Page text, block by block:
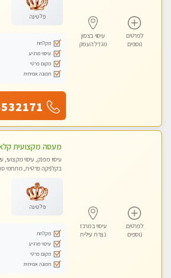
לפרטים
נוספים
עיסוי בצפון
מגדל העמק
פלטינה
מקלחת
עיסוי מרגיע
מקום פרטי
תמונה אמיתית
לפרטים
נוספים
עיסוי במרכז
נצרת עילית
עיסוי מפנק, עיסוי מקצועי,
בקלניקה פרטית, מתחמי
פלטינה
מקלחת
עיסוי מרגיע
מקום פרטי
תמונה אמיתית